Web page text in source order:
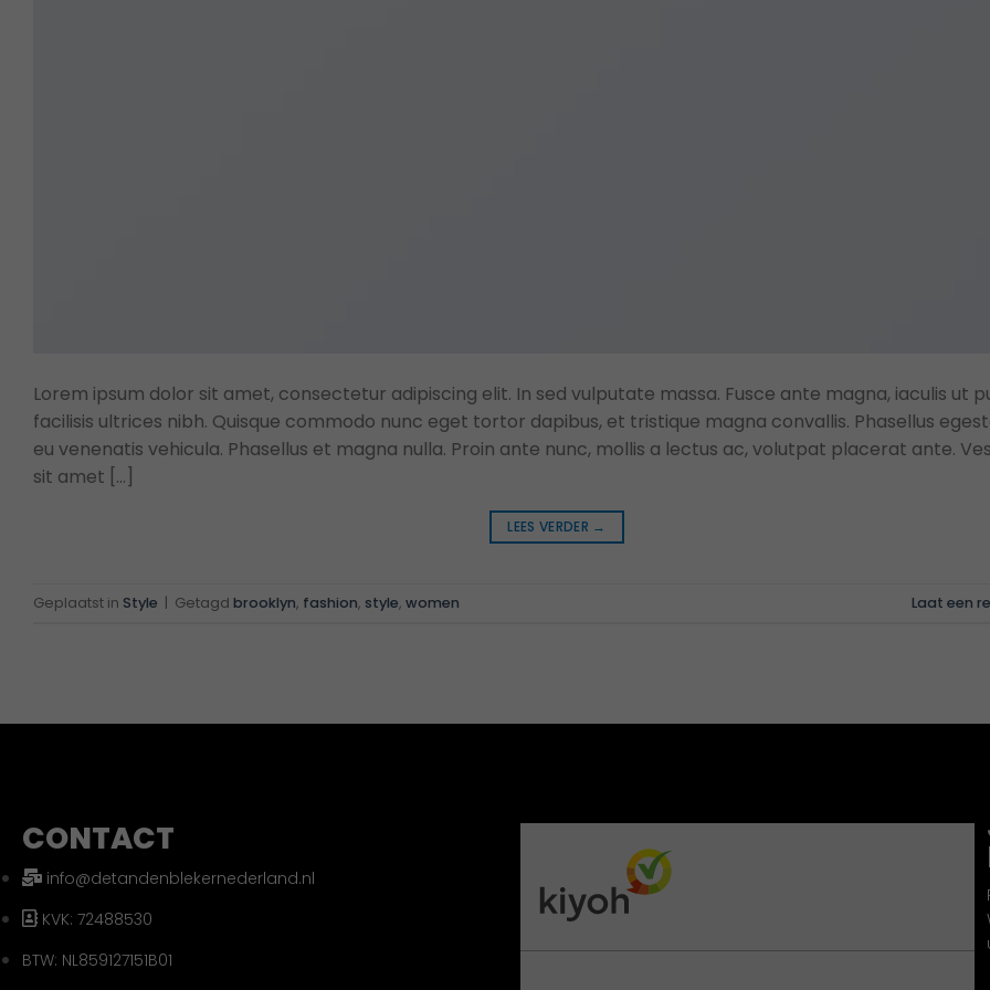
Lorem ipsum dolor sit amet, consectetur adipiscing elit. In sed vulputate massa. Fusce ante magna, iaculis ut
facilisis ultrices nibh. Quisque commodo nunc eget tortor dapibus, et tristique magna convallis. Phasellus
eu venenatis vehicula. Phasellus et magna nulla. Proin ante nunc, mollis a lectus ac, volutpat placerat ante.
sit amet […]
LEES VERDER →
Geplaatst in Style | Getagd brooklyn, fashion, style, women Laat een
CONTACT
info@detandenblekernederland.nl
KVK: 72488530
BTW: NL859127151B01